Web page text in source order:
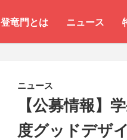
登竜門とは ニュース
ニュース
【公募情報】
度グッドデザ